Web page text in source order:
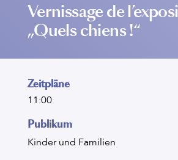
Vernissage de
„Quels chiens !“
Zeitpläne
11:00
Publikum
Kinder und Familien